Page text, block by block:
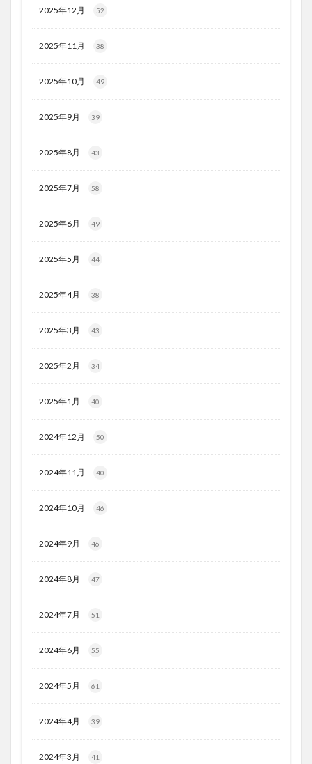
2025年12月 52
2025年11月 38
2025年10月 49
2025年9月 39
2025年8月 43
2025年7月 58
2025年6月 49
2025年5月 44
2025年4月 38
2025年3月 43
2025年2月 34
2025年1月 40
2024年12月 50
2024年11月 40
2024年10月 46
2024年9月 46
2024年8月 47
2024年7月 51
2024年6月 55
2024年5月 61
2024年4月 39
2024年3月 41